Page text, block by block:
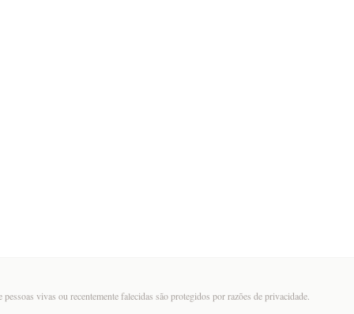
pessoas vivas ou recentemente falecidas são protegidos por razões de privacidade.